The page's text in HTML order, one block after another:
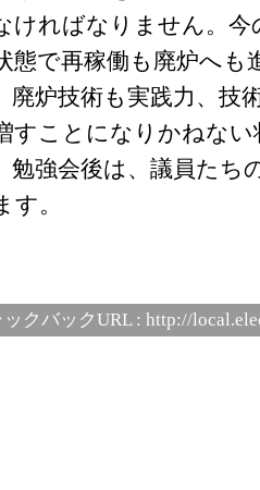
ければなりません。
態で再稼働も廃炉へも
廃炉技術も実践力、技
すことになりかねな
会後は、議員たち
す。
ックバックURL : http://